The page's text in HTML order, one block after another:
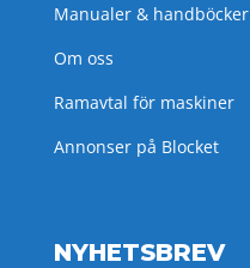
Manualer & handböcker
Om oss
Ramavtal för maskiner
Annonser på Blocket
NYHETSBREV